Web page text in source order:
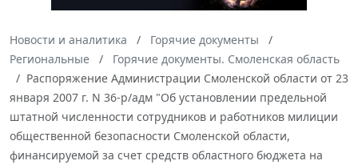
Новости и аналитика
Горячие документы
Региональные
Горячие документы. Смоленская область
Распоряжение Администрации Смоленской области от 23
января 2007 г. N 36-р/адм "Об установлении предельной
штатной численности сотрудников и работников милиции
общественной безопасности Смоленской области,
финансируемой за счет средств областного бюджета на